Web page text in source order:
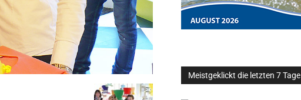
Meistgeklickt die letzten 7 Tage